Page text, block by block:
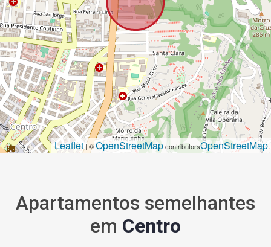
Leaflet| ©OpenStreetMapcontributorsOpenStreetMap
Apartamentos semelhantes
em Centro